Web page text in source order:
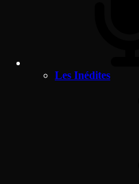
Les Inédites